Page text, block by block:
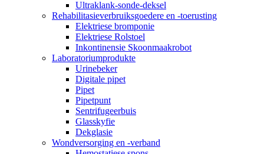
Ultraklank-sonde-deksel
Rehabilitasieverbruiksgoedere en -toerusting
Elektriese bromponie
Elektriese Rolstoel
Inkontinensie Skoonmaakrobot
Laboratoriumprodukte
Urinebeker
Digitale pipet
Pipet
Pipetpunt
Sentrifugeerbuis
Glasskyfie
Dekglasie
Wondversorging en -verband